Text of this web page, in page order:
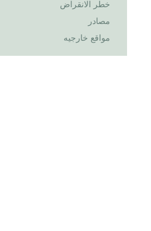
خطر الانقراض
مصادر
مواقع خارجيه